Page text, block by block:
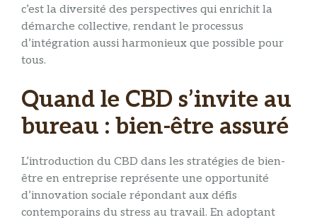
c’est la diversité des perspectives qui enrichit la
démarche collective, rendant le processus
d’intégration aussi harmonieux que possible pour
tous.
Quand le CBD s’invite au
bureau : bien-être assuré
L’introduction du CBD dans les stratégies de bien-
être en entreprise représente une opportunité
d’innovation sociale répondant aux défis
contemporains du stress au travail. En adoptant